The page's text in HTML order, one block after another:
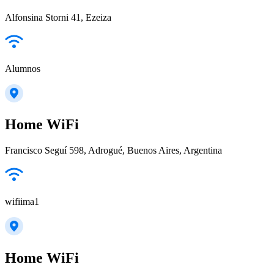
Alfonsina Storni 41, Ezeiza
Alumnos
Home WiFi
Francisco Seguí 598, Adrogué, Buenos Aires, Argentina
wifiima1
Home WiFi